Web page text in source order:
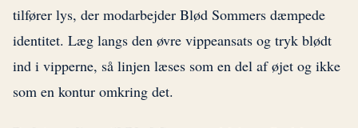
tilfører lys, der modarbejder Blød Sommers dæmpede
identitet. Læg langs den øvre vippeansats og tryk blødt
ind i vipperne, så linjen læses som en del af øjet og ikke
som en kontur omkring det.